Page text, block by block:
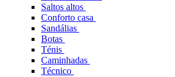
Saltos altos
Conforto casa
Sandálias
Botas
Ténis
Caminhadas
Técnico